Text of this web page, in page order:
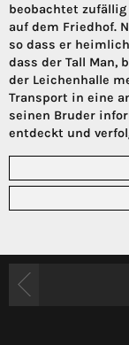
beobachtet
auf dem Friedhof.
so dass er
dass der Tall Man,
der Leichenhalle
Transport in eine
seinen Bruder
entdeckt und